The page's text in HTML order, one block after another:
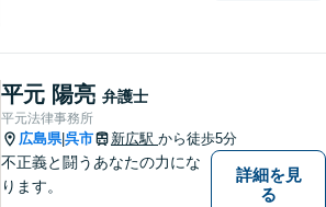
面談も承っています！【借金
問題相談無料】
平元 陽亮 弁護士
平元法律事務所
広島県|呉市 新広駅 から徒歩5分
不正義と闘うあなたの力にな
ります。
詳細を見
る